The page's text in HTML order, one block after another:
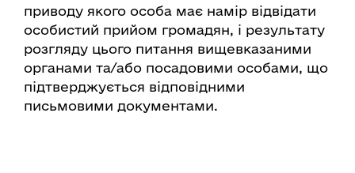
приводу якого особа має намір відвідати
особистий прийом громадян, і результату
розгляду цього питання вищевказаними
органами та/або посадовими особами, що
підтверджується відповідними
письмовими документами.